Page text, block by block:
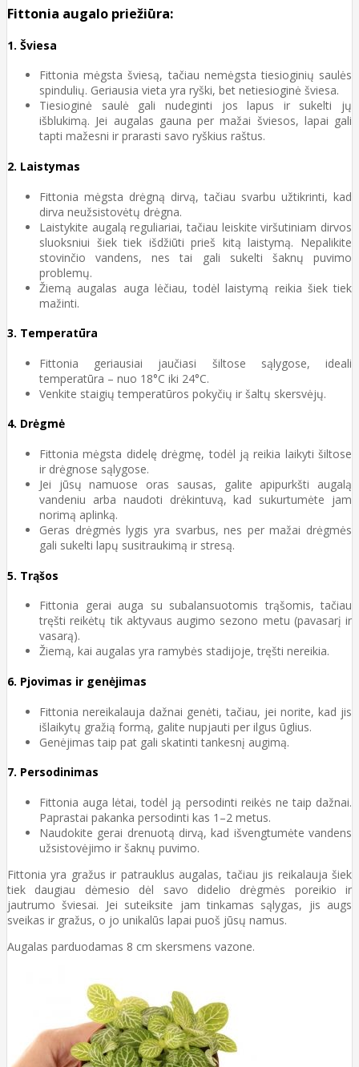
Fittonia augalo priežiūra:
1. Šviesa
Fittonia mėgsta šviesą, tačiau nemėgsta tiesioginių saulės
spindulių. Geriausia vieta yra ryški, bet netiesioginė šviesa.
Tiesioginė saulė gali nudeginti jos lapus ir sukelti jų
išblukimą. Jei augalas gauna per mažai šviesos, lapai gali
tapti mažesni ir prarasti savo ryškius raštus.
2. Laistymas
Fittonia mėgsta drėgną dirvą, tačiau svarbu užtikrinti, kad
dirva neužsistovėtų drėgna.
Laistykite augalą reguliariai, tačiau leiskite viršutiniam dirvos
sluoksniui šiek tiek išdžiūti prieš kitą laistymą. Nepalikite
stovinčio vandens, nes tai gali sukelti šaknų puvimo
problemų.
Žiemą augalas auga lėčiau, todėl laistymą reikia šiek tiek
mažinti.
3. Temperatūra
Fittonia geriausiai jaučiasi šiltose sąlygose, ideali
temperatūra – nuo 18°C iki 24°C.
Venkite staigių temperatūros pokyčių ir šaltų skersvėjų.
4. Drėgmė
Fittonia mėgsta didelę drėgmę, todėl ją reikia laikyti šiltose
ir drėgnose sąlygose.
Jei jūsų namuose oras sausas, galite apipurkšti augalą
vandeniu arba naudoti drėkintuvą, kad sukurtumėte jam
norimą aplinką.
Geras drėgmės lygis yra svarbus, nes per mažai drėgmės
gali sukelti lapų susitraukimą ir stresą.
5. Trąšos
Fittonia gerai auga su subalansuotomis trąšomis, tačiau
tręšti reikėtų tik aktyvaus augimo sezono metu (pavasarį ir
vasarą).
Žiemą, kai augalas yra ramybės stadijoje, tręšti nereikia.
6. Pjovimas ir genėjimas
Fittonia nereikalauja dažnai genėti, tačiau, jei norite, kad jis
išlaikytų gražią formą, galite nupjauti per ilgus ūglius.
Genėjimas taip pat gali skatinti tankesnį augimą.
7. Persodinimas
Fittonia auga lėtai, todėl ją persodinti reikės ne taip dažnai.
Paprastai pakanka persodinti kas 1–2 metus.
Naudokite gerai drenuotą dirvą, kad išvengtumėte vandens
užsistovėjimo ir šaknų puvimo.
Fittonia yra gražus ir patrauklus augalas, tačiau jis reikalauja šiek
tiek daugiau dėmesio dėl savo didelio drėgmės poreikio ir
jautrumo šviesai. Jei suteiksite jam tinkamas sąlygas, jis augs
sveikas ir gražus, o jo unikalūs lapai puoš jūsų namus.
Augalas parduodamas 8 cm skersmens vazone.